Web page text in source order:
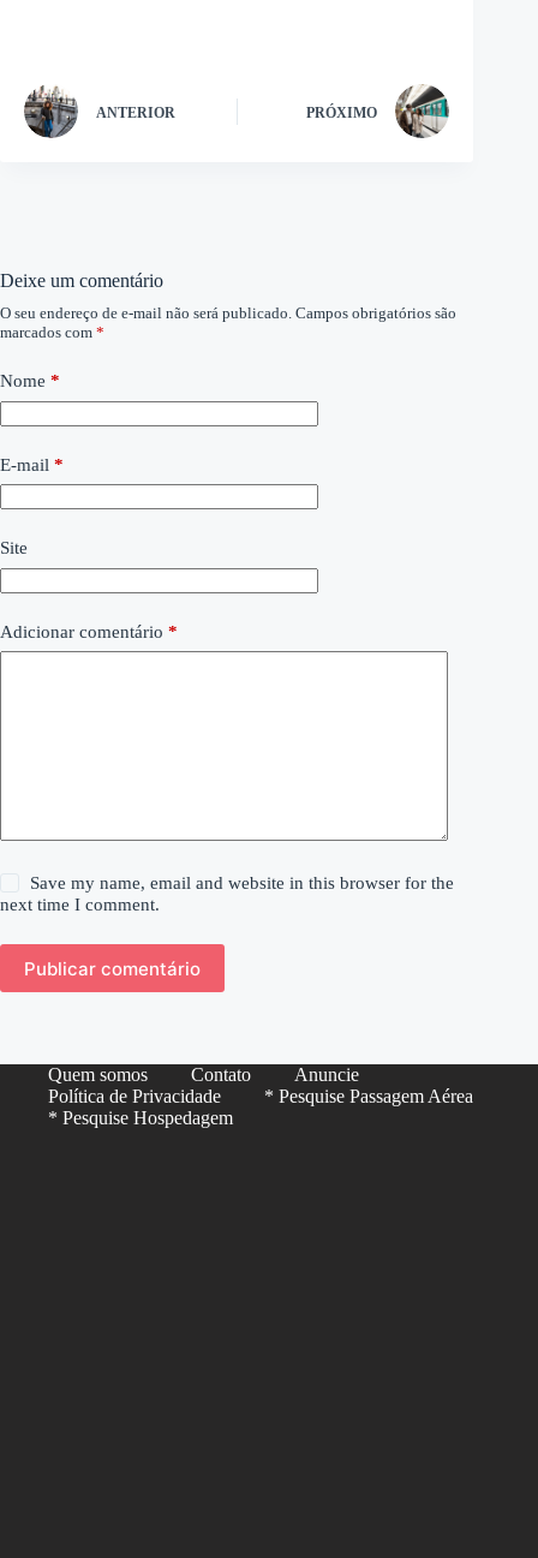
ANTERIOR PRÓXIMO
Deixe um comentário
O seu endereço de e-mail não será publicado. Campos obrigatórios são
marcados com *
Nome *
E-mail *
Site
Adicionar comentário *
Save my name, email and website in this browser for the
next time I comment.
Publicar comentário
Quem somos Contato
Anuncie
Política de Privacidade
* Pesquise Passagem Aérea
* Pesquise Hospedagem